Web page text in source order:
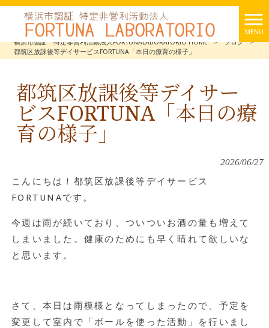
MENU
横浜市認証 特定非営利活動法人FORTUNALABORATORIO HOME
> ブログ
>
都筑区放課後等デイサービスFORTUNA「本日の療育の様子」
都筑区放課後等デイサー
ビスFORTUNA「本日の療
育の様子」
2026/06/27
こんにちは！都筑区放課後等デイサービス
FORTUNAです。
今週は雨が続いており、ついついお酒の量も増えて
しまいました。健康のためにも早く晴れて欲しいな
と思います。
さて、本日は雨模様となってしまったので、予定を
変更して室内で「ボールを使った活動」を行いまし